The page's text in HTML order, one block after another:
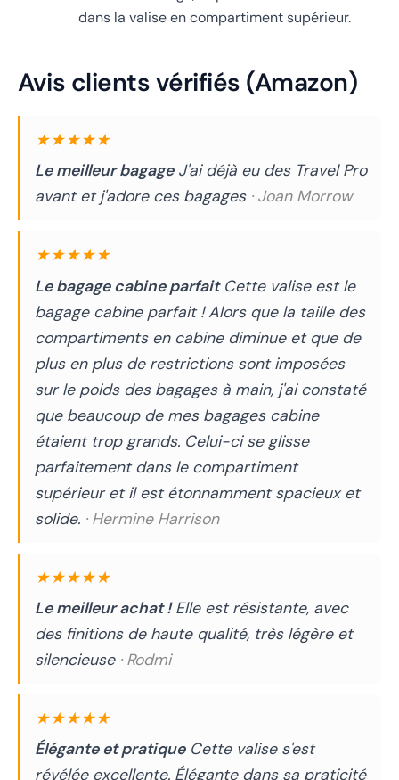
dans la valise en compartiment supérieur.
Avis clients vérifiés (Amazon)
★★★★★
Le meilleur bagageJ'ai déjà eu des Travel Pro
avant et j'adore ces bagages · Joan Morrow
★★★★★
Le bagage cabine parfaitCette valise est le
bagage cabine parfait ! Alors que la taille des
compartiments en cabine diminue et que de
plus en plus de restrictions sont imposées
sur le poids des bagages à main, j'ai constaté
que beaucoup de mes bagages cabine
étaient trop grands. Celui-ci se glisse
parfaitement dans le compartiment
supérieur et il est étonnamment spacieux et
solide. · Hermine Harrison
★★★★★
Le meilleur achat !Elle est résistante, avec
des finitions de haute qualité, très légère et
silencieuse · Rodmi
★★★★★
Élégante et pratiqueCette valise s'est
révélée excellente. Élégante dans sa praticité